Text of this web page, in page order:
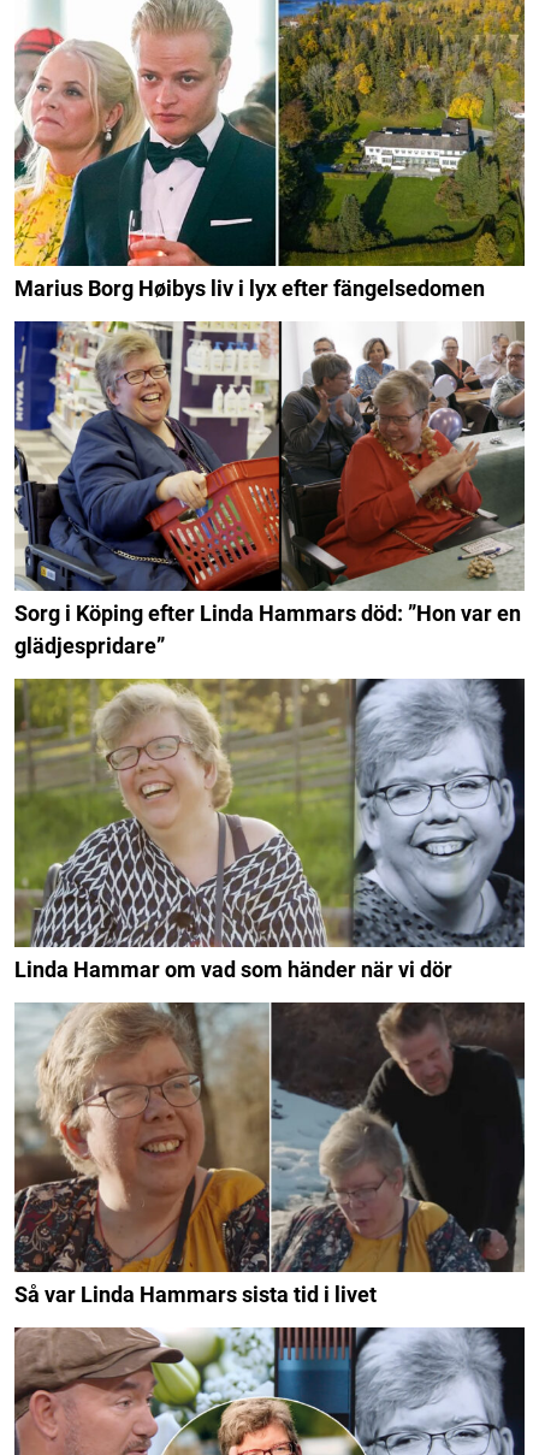
Marius Borg Høibys liv i lyx efter fängelsedomen
Sorg i Köping efter Linda Hammars död: ”Hon var en
glädjespridare”
Linda Hammar om vad som händer när vi dör
Så var Linda Hammars sista tid i livet